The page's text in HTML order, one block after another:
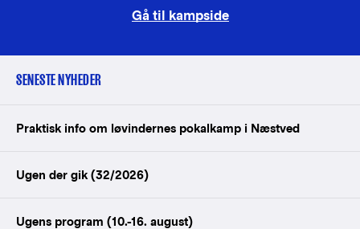
Gå til kampside
SENESTE NYHEDER
Praktisk info om løvindernes pokalkamp i Næstved
Ugen der gik (32/2026)
Ugens program (10.-16. august)